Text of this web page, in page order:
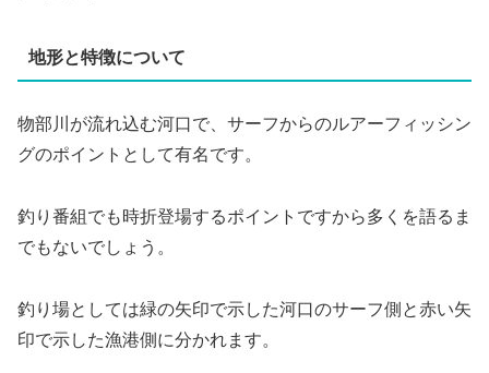
地形と特徴について
物部川が流れ込む河口で、サーフからのルアーフィッシン
グのポイントとして有名です。
釣り番組でも時折登場するポイントですから多くを語るま
でもないでしょう。
釣り場としては緑の矢印で示した河口のサーフ側と赤い矢
印で示した漁港側に分かれます。